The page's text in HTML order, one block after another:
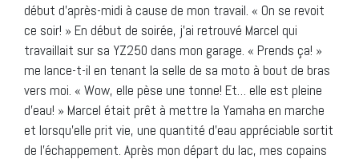
début d’après-midi à cause de mon travail. « On se revoit
ce soir! » En début de soirée, j’ai retrouvé Marcel qui
travaillait sur sa YZ250 dans mon garage. « Prends ça! »
me lance-t-il en tenant la selle de sa moto à bout de bras
vers moi. « Wow, elle pèse une tonne! Et… elle est pleine
d’eau! » Marcel était prêt à mettre la Yamaha en marche
et lorsqu’elle prit vie, une quantité d’eau appréciable sortit
de l’échappement. Après mon départ du lac, mes copains